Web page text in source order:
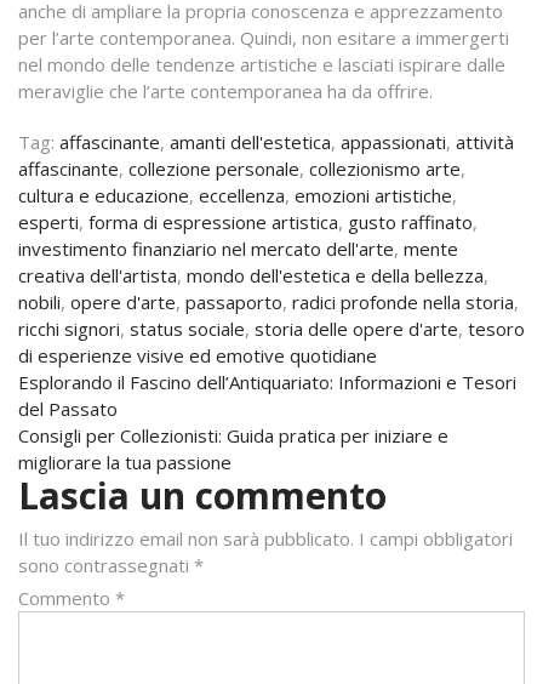
anche di ampliare la propria conoscenza e apprezzamento
per l’arte contemporanea. Quindi, non esitare a immergerti
nel mondo delle tendenze artistiche e lasciati ispirare dalle
meraviglie che l’arte contemporanea ha da offrire.
Tag: affascinante, amanti dell'estetica, appassionati, attività
affascinante, collezione personale, collezionismo arte,
cultura e educazione, eccellenza, emozioni artistiche,
esperti, forma di espressione artistica, gusto raffinato,
investimento finanziario nel mercato dell'arte, mente
creativa dell'artista, mondo dell'estetica e della bellezza,
nobili, opere d'arte, passaporto, radici profonde nella storia,
ricchi signori, status sociale, storia delle opere d'arte, tesoro
di esperienze visive ed emotive quotidiane
Navigazione
articoli
Esplorando il Fascino dell’Antiquariato: Informazioni e Tesori
del Passato
Consigli per Collezionisti: Guida pratica per iniziare e
migliorare la tua passione
Lascia un commento
Il tuo indirizzo email non sarà pubblicato. I campi obbligatori
sono contrassegnati *
Commento *